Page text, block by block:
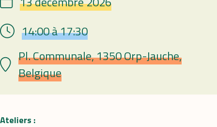
Hour 14:00 à 17:30
Lieu Pl. Communale, 1350 Orp-Jauche,
Belgique
Ateliers :